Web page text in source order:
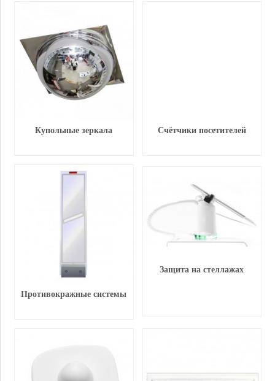
Купольные зеркала Счётчики посетителей
Противокражные системы
Защита на стеллажах